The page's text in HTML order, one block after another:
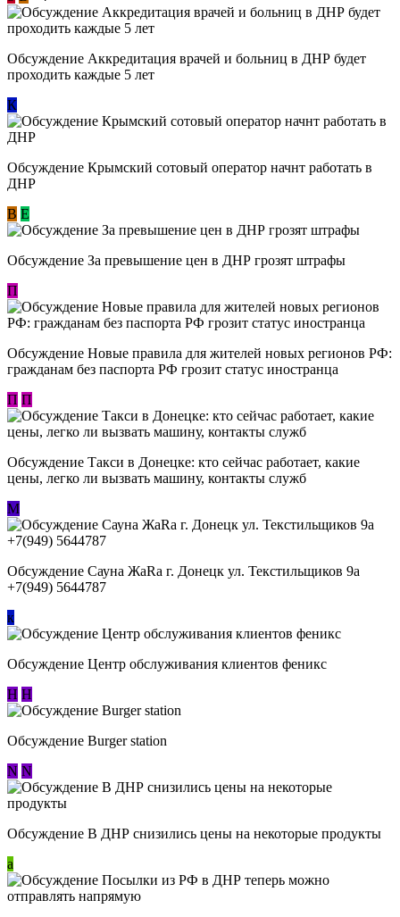
Обсуждение Аккредитация врачей и больниц в ДНР будет
проходить каждые 5 лет
К
Обсуждение Крымский сотовый оператор начнт работать в
ДНР
В E
Обсуждение За превышение цен в ДНР грозят штрафы
П
Обсуждение Новые правила для жителей новых регионов РФ:
гражданам без паспорта РФ грозит статус иностранца
П П
Обсуждение ​Такси в Донецке: кто сейчас работает, какие
цены, легко ли вызвать машину, контакты служб
М
Обсуждение Сауна ЖаRa г. Донецк ул. Текстильщиков 9а
+7(949) 5644787
к
Обсуждение Центр обслуживания клиентов феникс
Н Н
Обсуждение Burger station
N N
Обсуждение В ДНР снизились цены на некоторые продукты
a